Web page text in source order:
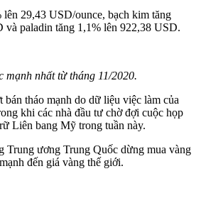
lên 29,43 USD/ounce, bạch kim tăng
và paladin tăng 1,1% lên 922,38 USD.
mạnh nhất từ tháng 11/2020.
tháo mạnh do dữ liệu việc làm của
khi các nhà đầu tư chờ đợi cuộc họp
Liên bang Mỹ trong tuần này.
Trung ương Trung Quốc dừng mua vàng
đến giá vàng thế giới.